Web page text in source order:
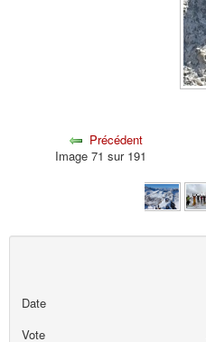
Précédent
Image 71 sur 191
Date
Vote